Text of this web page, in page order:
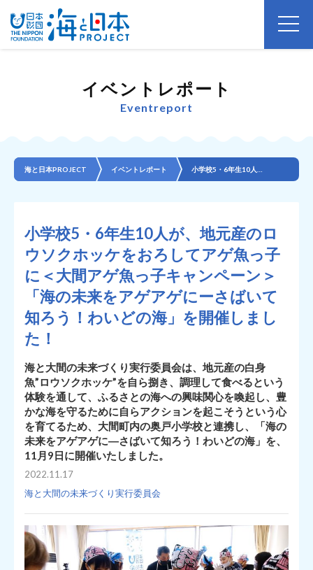
イベントレポート
Eventreport
海と日本PROJECT イベントレポート
小学校5・6年生10人が、地元産のロ
ウソクホッケをおろしてアゲ魚っ子
に＜大間アゲ魚っ子キャンペーン＞
「海の未来をアゲアゲにーさばいて
知ろう！わいどの海」を開催しまし
た！
海と大間の未来づくり実行委員会は、地元産の白身
魚”ロウソクホッケ”を自ら捌き、調理して食べるという
体験を通して、ふるさとの海への興味関心を喚起し、豊
かな海を守るために自らアクションを起こそうという心
を育てるため、大間町内の奥戸小学校と連携し、「海の
未来をアゲアゲに―さばいて知ろう！わいどの海」を、
11月9日に開催いたしました。
2022.11.17
海と大間の未来づくり実行委員会